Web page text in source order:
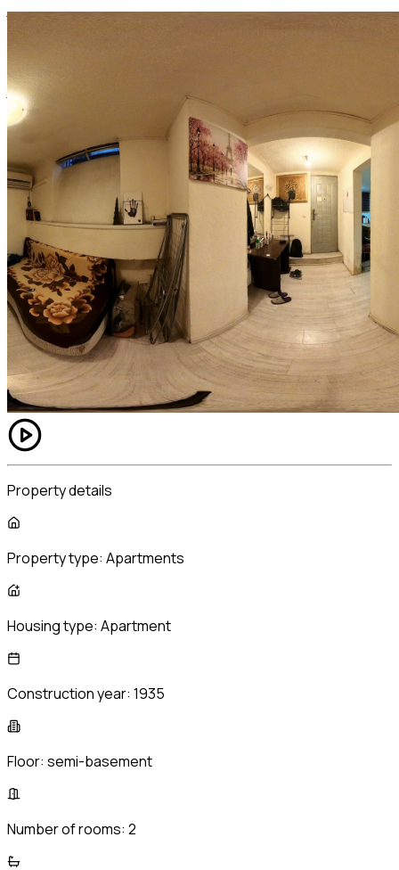
Încălzirea se realizează electric, iar pentru apa caldă
proprietatea beneficiază de o stație de pompare
prevăzută cu clapetă antiretur, care asigură protecție
împotriva eventualelor probleme de canalizare în caz de
ploi abundente sau blocaje în rețea.
Printre avantajele suplimentare se numără impozitul anual
foarte redus, de aproximativ 50 de lei, precum și lipsa unei
asociații de proprietari, ceea ce elimină cheltuielile comune
lunare.
Această proprietate reprezintă o oportunitate excelentă
pentru cei care își doresc un spațiu versatil, într-o zonă
centrală, cu farmecul autentic al Bucureștiului interbelic.
Property details
Property type: Apartments
Housing type: Apartment
Construction year: 1935
Floor: semi-basement
Number of rooms: 2